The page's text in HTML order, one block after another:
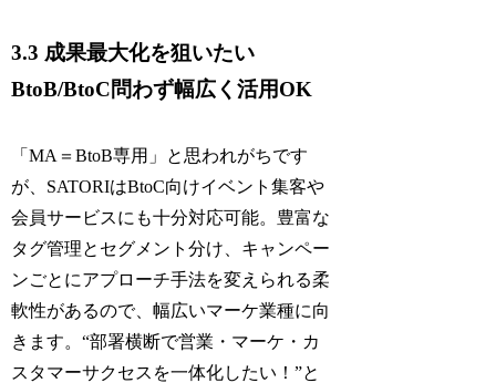
3.3 成果最大化を狙いたい
BtoB/BtoC問わず幅広く活用OK
「MA＝BtoB専用」と思われがちです
が、SATORIはBtoC向けイベント集客や
会員サービスにも十分対応可能。豊富な
タグ管理とセグメント分け、キャンペー
ンごとにアプローチ手法を変えられる柔
軟性があるので、幅広いマーケ業種に向
きます。“部署横断で営業・マーケ・カ
スタマーサクセスを一体化したい！”と